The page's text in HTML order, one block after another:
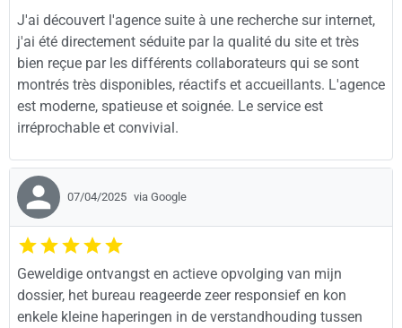
J'ai découvert l'agence suite à une recherche sur internet,
j'ai été directement séduite par la qualité du site et très
bien reçue par les différents collaborateurs qui se sont
montrés très disponibles, réactifs et accueillants. L'agence
est moderne, spatieuse et soignée. Le service est
irréprochable et convivial.
07/04/2025 via Google
Geweldige ontvangst en actieve opvolging van mijn
dossier, het bureau reageerde zeer responsief en kon
enkele kleine haperingen in de verstandhouding tussen